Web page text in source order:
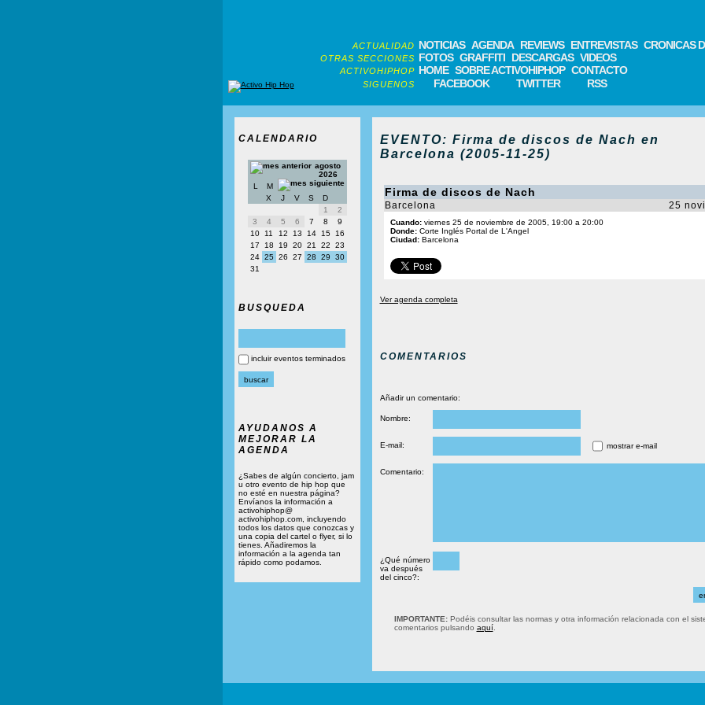
ACTUALIDAD NOTICIAS AGENDA REVIEWS ENTREVISTAS CRONICAS
OTRAS SECCIONES FOTOS GRAFFITI DESCARGAS VIDEOS
ACTIVOHIPHOP HOME SOBRE ACTIVOHIPHOP CONTACTO
SIGUENOS FACEBOOK TWITTER RSS
CALENDARIO
agosto
2026
L
M
X
J V S
D
1
2
3
4 5 6 7 8
9
10
11 12 13 14 15
16
17
18 19 20 21 22
23
24 25 26 27 28 29
30
31
BUSQUEDA
incluir eventos terminados
AYUDANOS A
MEJORAR LA
AGENDA
¿Sabes de algún concierto, jam
u otro evento de hip hop que
no esté en nuestra página?
Envíanos la información a
activohiphop@
activohiphop.com, incluyendo
todos los datos que conozcas y
una copia del cartel o flyer, si lo
tienes. Añadiremos la
información a la agenda tan
rápido como podamos.
EVENTO: Firma de discos de Nach en
Barcelona (2005-11-25)
Firma de discos de Nach
Barcelona 25
Cuando:viernes 25 de noviembre de 2005, 19:00 a 20:00
Donde:Corte Inglés Portal de L'Angel
Ciudad:Barcelona
Ver agenda completa
COMENTARIOS
Añadir un comentario:
Nombre:
E-mail: mostrar e-mail
Comentario:
¿Qué número
va después
del cinco?:
IMPORTANTE:Podéis consultar las normas y otra información relacionada con el
comentarios pulsando aquí.